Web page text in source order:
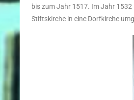
bis zum Jahr 1517. Im Jahr
Stiftskirche in eine Dorfkirche